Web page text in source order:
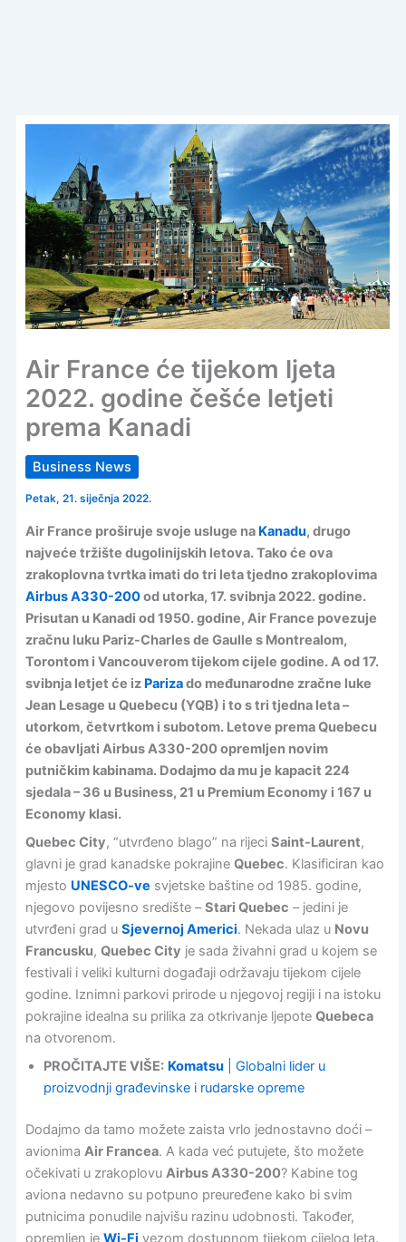
Air France će tijekom ljeta
2022. godine češće letjeti
prema Kanadi
Business News
Petak, 21. siječnja 2022.
Air France proširuje svoje usluge na Kanadu, drugo
najveće tržište dugolinijskih letova. Tako će ova
zrakoplovna tvrtka imati do tri leta tjedno zrakoplovima
Airbus A330-200od utorka, 17. svibnja 2022. godine.
Prisutan u Kanadi od 1950. godine, Air France povezuje
zračnu luku Pariz-Charles de Gaulle s Montrealom,
Torontom i Vancouverom tijekom cijele godine. A od 17.
svibnja letjet će iz Parizado međunarodne zračne luke
Jean Lesage u Quebecu (YQB) i to s tri tjedna leta –
utorkom, četvrtkom i subotom. Letove prema Quebecu
će obavljati Airbus A330-200 opremljen novim
putničkim kabinama. Dodajmo da mu je kapacit 224
sjedala – 36 u Business, 21 u Premium Economy i 167 u
Economy klasi.
Quebec City, “utvrđeno blago” na rijeci Saint-Laurent,
glavni je grad kanadske pokrajine Quebec. Klasificiran kao
mjesto UNESCO-ve svjetske baštine od 1985. godine,
njegovo povijesno središte –Stari Quebec – jedini je
utvrđeni grad u Sjevernoj Americi. Nekada ulaz u Novu
Francusku, Quebec City je sada živahni grad u kojem se
festivali i veliki kulturni događaji održavaju tijekom cijele
godine. Iznimni parkovi prirode u njegovoj regiji i na istoku
pokrajine idealna su prilika za otkrivanje ljepote Quebeca
na otvorenom.
PROČITAJTE VIŠE: Komatsu| Globalni lider u
proizvodnji građevinske i rudarske opreme
Dodajmo da tamo možete zaista vrlo jednostavno doći –
avionima Air Francea. A kada već putujete, što možete
očekivati u zrakoplovu Airbus A330-200? Kabine tog
aviona nedavno su potpuno preuređene kako bi svim
putnicima ponudile najvišu razinu udobnosti. Također,
opremljen je Wi-Fi vezom dostupnom tijekom cijelog leta.